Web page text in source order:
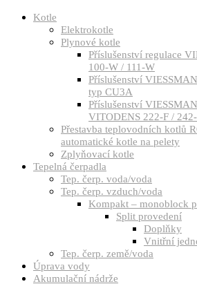
Kotle
Elektrokotle
Plynové kotle
Příslušenství regulace
100-W / 111-W
Příslušenství
typ CU3A
Příslušenství
VITODENS 222-F /
Přestavba teplovodních kotlů
automatické kotle na pelety
Zplyňovací kotle
Tepelná čerpadla
Tep. čerp. voda/voda
Tep. čerp. vzduch/voda
Kompakt – monoblock
Split provedení
Doplňky
Vnitřní
Tep. čerp. země/voda
Úprava vody
Akumulační nádrže